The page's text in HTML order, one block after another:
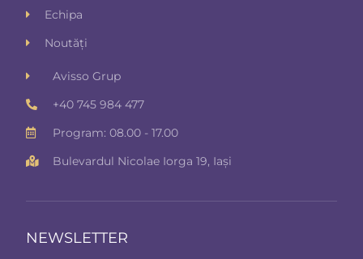
Echipa
Noutăți
Avisso Grup
+40 745 984 477
Program: 08.00 - 17.00
Bulevardul Nicolae Iorga 19, Iași
NEWSLETTER